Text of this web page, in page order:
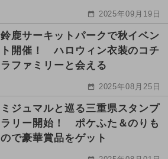
2025年09月19日
鈴鹿サーキットパークで秋イベン
ト開催！ ハロウィン衣装のコチ
ラファミリーと会える
2025年08月25日
ミジュマルと巡る三重県スタンプ
ラリー開始！ ポケふた＆のりも
ので豪華賞品をゲット